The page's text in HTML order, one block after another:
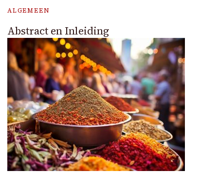
ALGEMEEN
Abstract en Inleiding